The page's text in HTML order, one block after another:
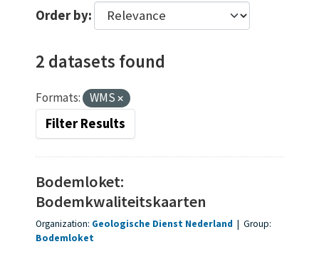
Order by
2 datasets found
Formats: WMS
Filter Results
Bodemloket:
Bodemkwaliteitskaarten
Organization: Geologische Dienst Nederland | Group:
Bodemloket